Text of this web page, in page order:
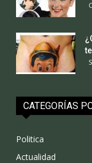
CATEGORÍAS
Politica
Actualidad